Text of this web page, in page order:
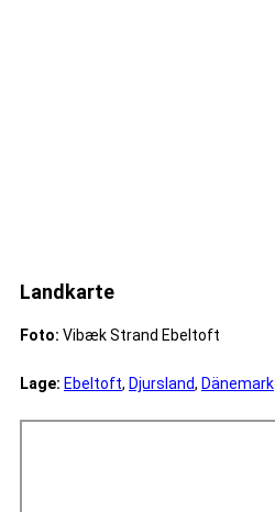
Landkarte
Foto: Vibæk Strand Ebeltoft
Lage: Ebeltoft, Djursland, Dänemark